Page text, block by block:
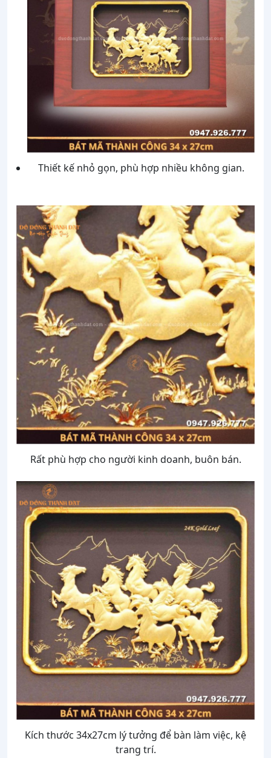
Thiết kế nhỏ gọn, phù hợp nhiều không gian.
Rất phù hợp cho người kinh doanh, buôn bán.
Kích thước 34x27cm lý tưởng để bàn làm việc, kệ
trang trí.